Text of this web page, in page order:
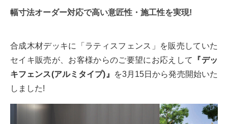
Q＆A 販売・施工代理店募集
幅寸法オーダー対応で高い意匠性・施工性を実現!
合成木材デッキに「ラティスフェンス」を販売していた
セイキ販売が、お客様からのご要望にお応えして
『デッ
キフェンス(アルミタイプ)』
を3月15日から発売開始いた
しました!